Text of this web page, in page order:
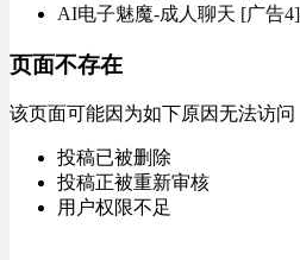
AI电子魅魔-成人聊天 [广告4]
页面不存在
该页面可能因为如下原因无法访问
投稿已被删除
投稿正被重新审核
用户权限不足